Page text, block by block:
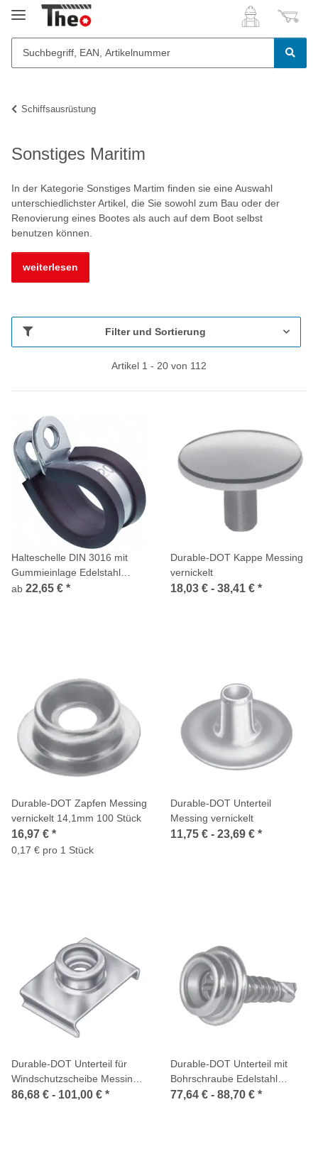
Schiffsausrüstung
Sonstiges Maritim
In der Kategorie Sonstiges Martim finden sie eine Auswahl
unterschiedlichster Artikel, die Sie sowohl zum Bau oder der
Renovierung eines Bootes als auch auf dem Boot selbst
benutzen können.
weiterlesen
Filter und Sortierung
Artikel 1 - 20 von 112
Halteschelle DIN 3016 mit
Gummieinlage Edelstahl
A2/Gummi
ab 22,65 € *
Durable-DOT Kappe Messing
vernickelt
18,03 € - 38,41 € *
Durable-DOT Zapfen Messing
vernickelt 14,1mm 100 Stück
16,97 € *
0,17 € pro 1 Stück
Durable-DOT Unterteil
Messing vernickelt
11,75 € - 23,69 € *
Durable-DOT Unterteil für
Windschutzscheibe Messing
vernickelt
86,68 € - 101,00 € *
Durable-DOT Unterteil mit
Bohrschraube Edelstahl
Edelstahl A2/Messing
77,64 € - 88,70 € *